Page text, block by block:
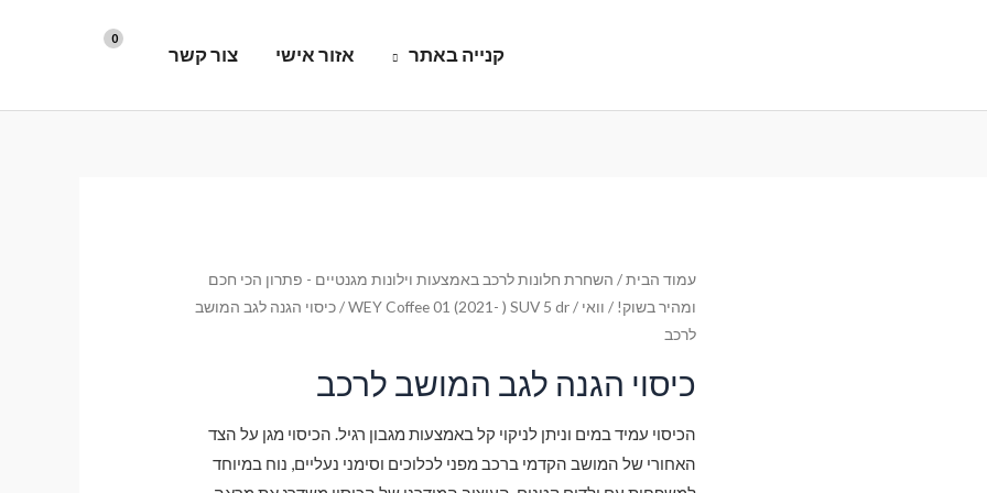
קנייה באתר אזור אישי צור קשר
עמוד הבית/ השחרת חלונות לרכב באמצעות וילונות מגנטיים - פתרון הכי חכם
ומהיר בשוק! / וואי /
WEY Coffee 01 (2021- ) SUV 5 dr/ כיסוי הגנה לגב המושב
לרכב
כיסוי הגנה לגב המושב לרכב
הכיסוי עמיד במים וניתן לניקוי קל באמצעות מגבון רגיל. הכיסוי מגן על הצד
האחורי של המושב הקדמי ברכב מפני לכלוכים וסימני נעליים, נוח במיוחד